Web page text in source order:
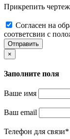
Прикрепить чертеж
Cогласен на
соответсвии с
Отправить
×
Заполните поля
Ваше имя
Ваш email
Телефон для связи*